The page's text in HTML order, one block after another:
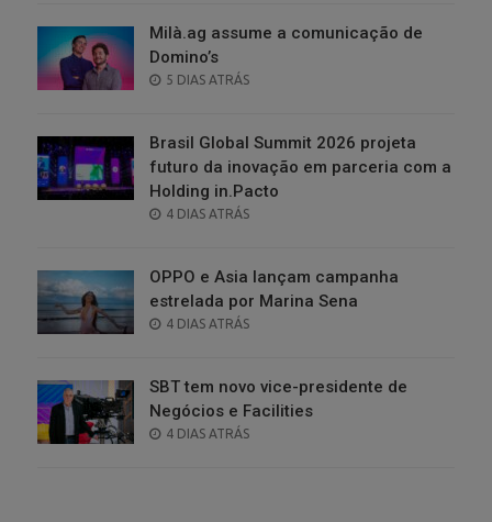
Milà.ag assume a comunicação de
Domino’s
POSTED
5 DIAS ATRÁS
Brasil Global Summit 2026 projeta
futuro da inovação em parceria com a
Holding in.Pacto
POSTED
4 DIAS ATRÁS
OPPO e Asia lançam campanha
estrelada por Marina Sena
POSTED
4 DIAS ATRÁS
SBT tem novo vice-presidente de
Negócios e Facilities
POSTED
4 DIAS ATRÁS